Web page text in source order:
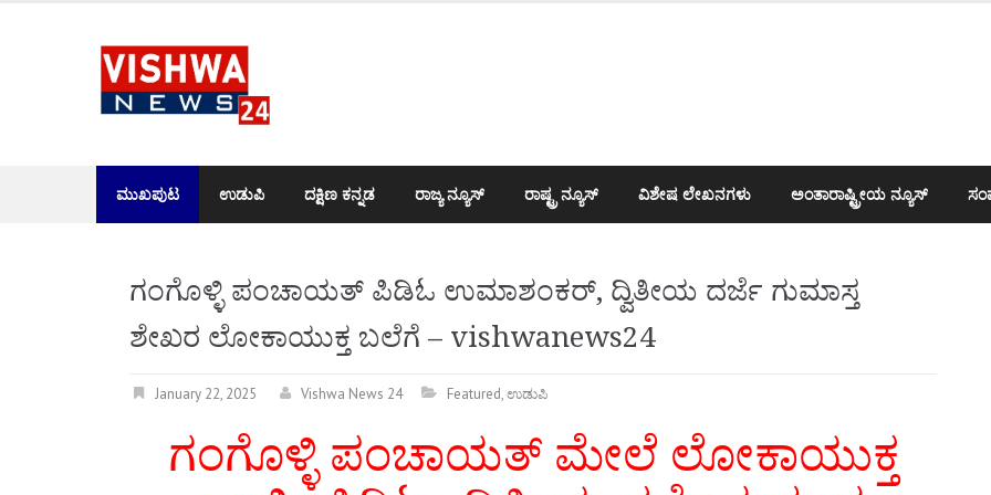
ಮುಖಪುಟ ಉಡುಪಿ ದಕ್ಷಿಣ ಕನ್ನಡ ರಾಜ್ಯ ನ್ಯೂಸ್ ರಾಷ್ಟ್ರ ನ್ಯೂಸ್ ವಿಶೇಷ ಲೇಖನಗಳು ಅಂತಾರಾಷ್ಟ್ರೀಯ ನ್ಯೂಸ್
ಗಂಗೊಳ್ಳಿ ಪಂಚಾಯತ್ ಪಿಡಿಓ‌ ಉಮಾಶಂಕರ್, ದ್ವಿತೀಯ ದರ್ಜೆ ಗುಮಾಸ್ತ
ಶೇಖರ ಲೋಕಾಯುಕ್ತ ಬಲೆಗೆ – vishwanews24
January 22, 2025 Vishwa News 24 Featured,ಉಡುಪಿ
ಗಂಗೊಳ್ಳಿ ಪಂಚಾಯತ್ ಮೇಲೆ ಲೋಕಾಯುಕ್ತ